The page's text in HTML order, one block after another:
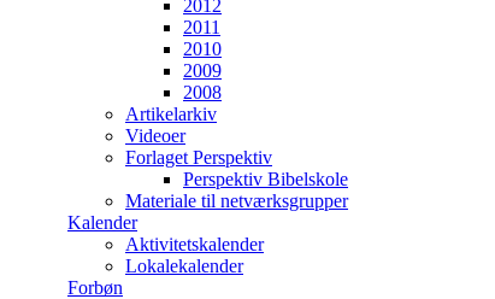
2012
2011
2010
2009
2008
Artikelarkiv
Videoer
Forlaget Perspektiv
Perspektiv Bibelskole
Materiale til netværksgrupper
Kalender
Aktivitetskalender
Lokalekalender
Forbøn